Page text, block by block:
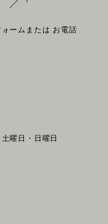
ームまたは お電話
曜日・日曜日